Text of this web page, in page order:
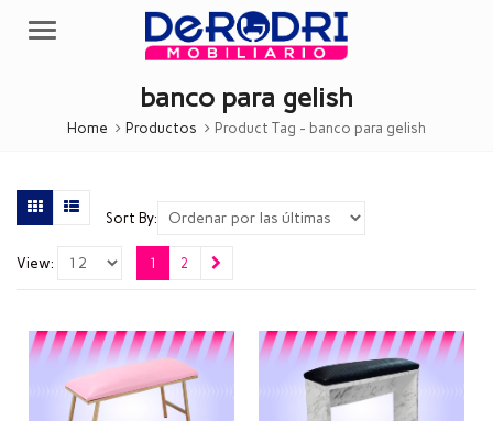
Menu
banco para gelish
Home Productos Product Tag - banco para gelish
Sort By:
View: 1 2